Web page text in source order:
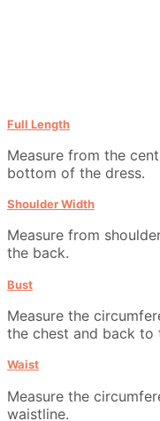
Full Length
Measure from the
bottom of the dress.
Shoulder Width
Measure from
the back.
Bust
Measure the
the chest and back
Waist
Measure the
waistline.